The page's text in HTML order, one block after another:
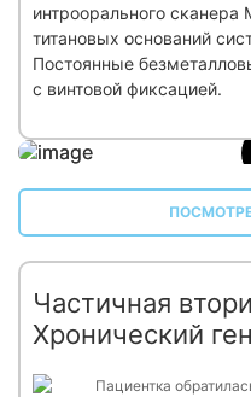
интроорального
титановых оснований
Постоянные
с винтовой фиксацией.
Частичная
Хронический
Пациентка